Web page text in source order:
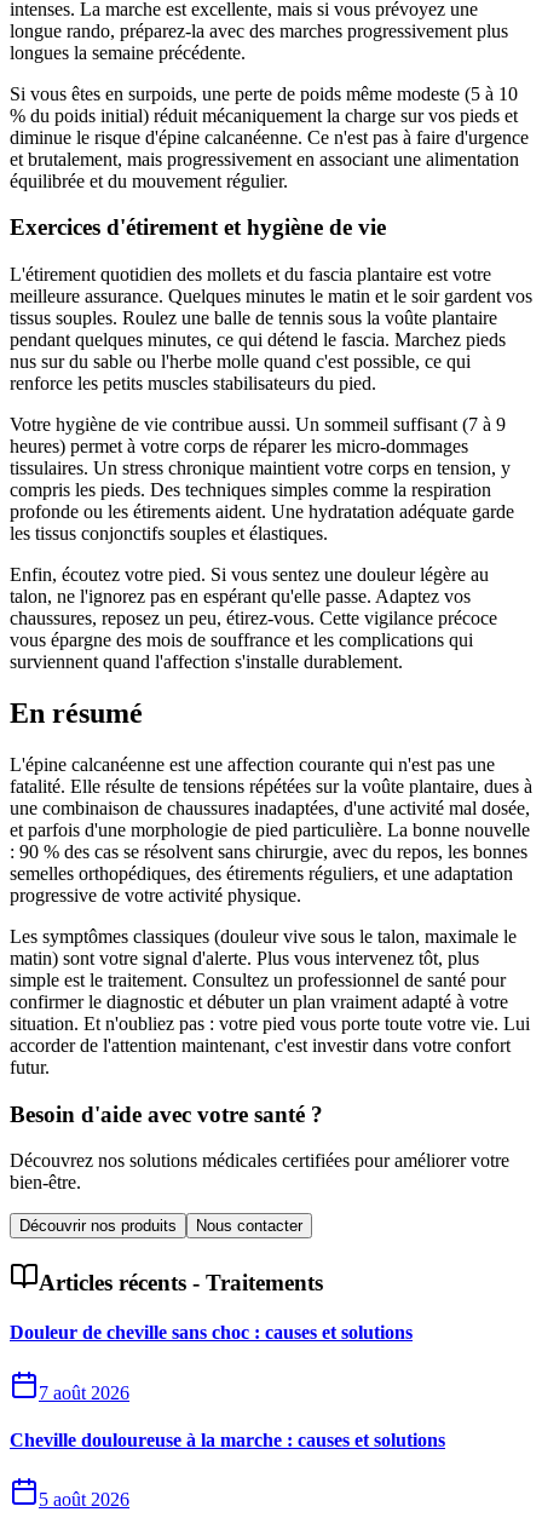
intenses. La marche est excellente, mais si vous prévoyez une
longue rando, préparez-la avec des marches progressivement plus
longues la semaine précédente.
Si vous êtes en surpoids, une perte de poids même modeste (5 à 10
% du poids initial) réduit mécaniquement la charge sur vos pieds et
diminue le risque d'épine calcanéenne. Ce n'est pas à faire d'urgence
et brutalement, mais progressivement en associant une alimentation
équilibrée et du mouvement régulier.
Exercices d'étirement et hygiène de vie
L'étirement quotidien des mollets et du fascia plantaire est votre
meilleure assurance. Quelques minutes le matin et le soir gardent vos
tissus souples. Roulez une balle de tennis sous la voûte plantaire
pendant quelques minutes, ce qui détend le fascia. Marchez pieds
nus sur du sable ou l'herbe molle quand c'est possible, ce qui
renforce les petits muscles stabilisateurs du pied.
Votre hygiène de vie contribue aussi. Un sommeil suffisant (7 à 9
heures) permet à votre corps de réparer les micro-dommages
tissulaires. Un stress chronique maintient votre corps en tension, y
compris les pieds. Des techniques simples comme la respiration
profonde ou les étirements aident. Une hydratation adéquate garde
les tissus conjonctifs souples et élastiques.
Enfin, écoutez votre pied. Si vous sentez une douleur légère au
talon, ne l'ignorez pas en espérant qu'elle passe. Adaptez vos
chaussures, reposez un peu, étirez-vous. Cette vigilance précoce
vous épargne des mois de souffrance et les complications qui
surviennent quand l'affection s'installe durablement.
En résumé
L'épine calcanéenne est une affection courante qui n'est pas une
fatalité. Elle résulte de tensions répétées sur la voûte plantaire, dues à
une combinaison de chaussures inadaptées, d'une activité mal dosée,
et parfois d'une morphologie de pied particulière. La bonne nouvelle
: 90 % des cas se résolvent sans chirurgie, avec du repos, les bonnes
semelles orthopédiques, des étirements réguliers, et une adaptation
progressive de votre activité physique.
Les symptômes classiques (douleur vive sous le talon, maximale le
matin) sont votre signal d'alerte. Plus vous intervenez tôt, plus
simple est le traitement. Consultez un professionnel de santé pour
confirmer le diagnostic et débuter un plan vraiment adapté à votre
situation. Et n'oubliez pas : votre pied vous porte toute votre vie. Lui
accorder de l'attention maintenant, c'est investir dans votre confort
futur.
Besoin d'aide avec votre santé ?
Découvrez nos solutions médicales certifiées pour améliorer votre
bien-être.
Découvrir nos produits Nous contacter
Articles récents - Traitements
Douleur de cheville sans choc : causes et solutions
7 août 2026
Cheville douloureuse à la marche : causes et solutions
5 août 2026